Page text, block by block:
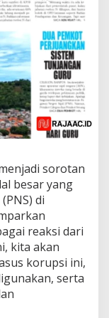
sorotan
besar yang
di
reaksi dari
kita akan
korupsi ini,
serta